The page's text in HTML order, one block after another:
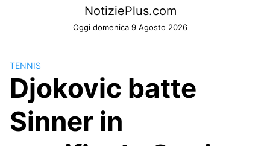
NotiziePlus.com
Oggi domenica 9 Agosto 2026
TENNIS
Djokovic batte
Sinner in